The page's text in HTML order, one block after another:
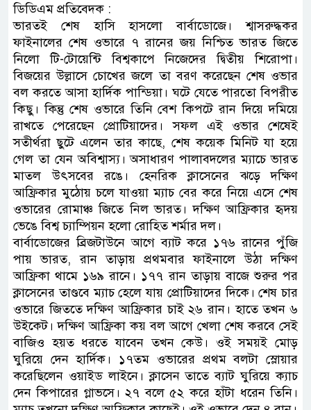
ডিডিএম প্রতিবেদক :
ভারতই শেষ হাসি হাসলো বার্বাডোজে। শ্বাসরুদ্ধকর
ফাইনালের শেষ ওভারে ৭ রানের জয় নিশ্চিত ভারত জিতে
নিলো টি-টোয়েন্টি বিশ্বকাপে নিজেদের দ্বিতীয় শিরোপা।
বিজয়ের উল্লাসে চোখের জলে তা বরণ করেছেন শেষ ওভার
বল করতে আসা হার্দিক পান্ডিয়া। ঘটে যেতে পারতো বিপরীত
কিছু। কিন্তু শেষ ওভারে তিনি বেশ কিপটে রান দিয়ে দমিয়ে
রাখতে পেরেছেন প্রোটিয়াদের। সফল এই ওভার শেষেই
সতীর্থরা ছুটে এলেন তার কাছে, শেষ কয়েক মিনিট যা হয়ে
গেল তা যেন অবিশ্বাস্য। অসাধারণ পালাবদলের ম্যাচে ভারত
মাতল উৎসবের রঙে। হেনরিক ক্লাসেনের ঝড়ে দক্ষিণ
আফ্রিকার মুঠোয় চলে যাওয়া ম্যাচ বের করে নিয়ে এসে শেষ
ওভারের রোমাঞ্চ জিতে নিল ভারত। দক্ষিণ আফ্রিকার হৃদয়
ভেঙে বিশ্ব চ্যাম্পিয়ন হলো রোহিত শর্মার দল।
বার্বাডোজের ব্রিজটাউনে আগে ব্যাট করে ১৭৬ রানের পুঁজি
পায় ভারত, রান তাড়ায় প্রথমবার ফাইনালে উঠা দক্ষিণ
আফ্রিকা থামে ১৬৯ রানে। ১৭৭ রান তাড়ায় বাজে শুরুর পর
ক্লাসেনের তাণ্ডবে ম্যাচ হেলে যায় প্রোটিয়াদের দিকে। শেষ চার
ওভারে জিততে দক্ষিণ আফ্রিকার চাই ২৬ রান। হাতে তখন ৬
উইকেট। দক্ষিণ আফ্রিকা কয় বল আগে খেলা শেষ করবে সেই
বাজিও হয়ত ধরতে যাবেন তখন কেউ। ওই সময়ই মোড়
ঘুরিয়ে দেন হার্দিক। ১৭তম ওভারের প্রথম বলটা স্লোয়ার
করেছিলেন ওয়াইড লাইনে। ক্লাসেন তাতে ব্যাট ঘুরিয়ে ক্যাচ
দেন কিপারের গ্লাভসে। ২৭ বলে ৫২ করে হাঁটা ধরেন তিনি।